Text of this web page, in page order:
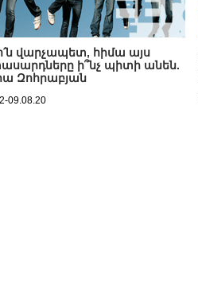
վարչապետ, հիմա այս
ի՞նչ պիտի անեն.
Զոհրաբյան
09.08.20